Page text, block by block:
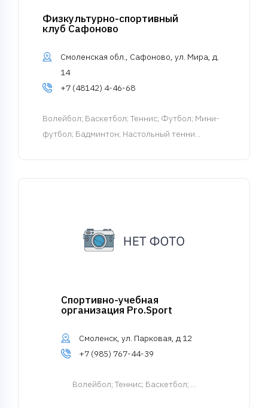
Физкультурно-спортивный
клуб Сафоново
Смоленская обл., Сафоново, ул. Мира, д.
14
+7 (48142) 4-46-68
Волейбол; Баскетбол; Теннис; Футбол; Мини-
футбол; Бадминтон; Настольный тенни...
Спортивно-учебная
организация Pro.Sport
Смоленск, ул. Парковая, д 12
+7 (985) 767-44-39
Волейбол; Теннис; Баскетбол; ...